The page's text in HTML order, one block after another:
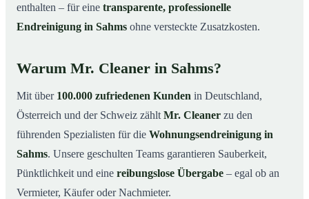
enthalten – für eine transparente, professionelle
Endreinigung in Sahms ohne versteckte Zusatzkosten.
Warum Mr. Cleaner in Sahms?
Mit über 100.000 zufriedenen Kunden in Deutschland,
Österreich und der Schweiz zählt Mr. Cleaner zu den
führenden Spezialisten für die Wohnungsendreinigung in
Sahms. Unsere geschulten Teams garantieren Sauberkeit,
Pünktlichkeit und eine reibungslose Übergabe – egal ob an
Vermieter, Käufer oder Nachmieter.